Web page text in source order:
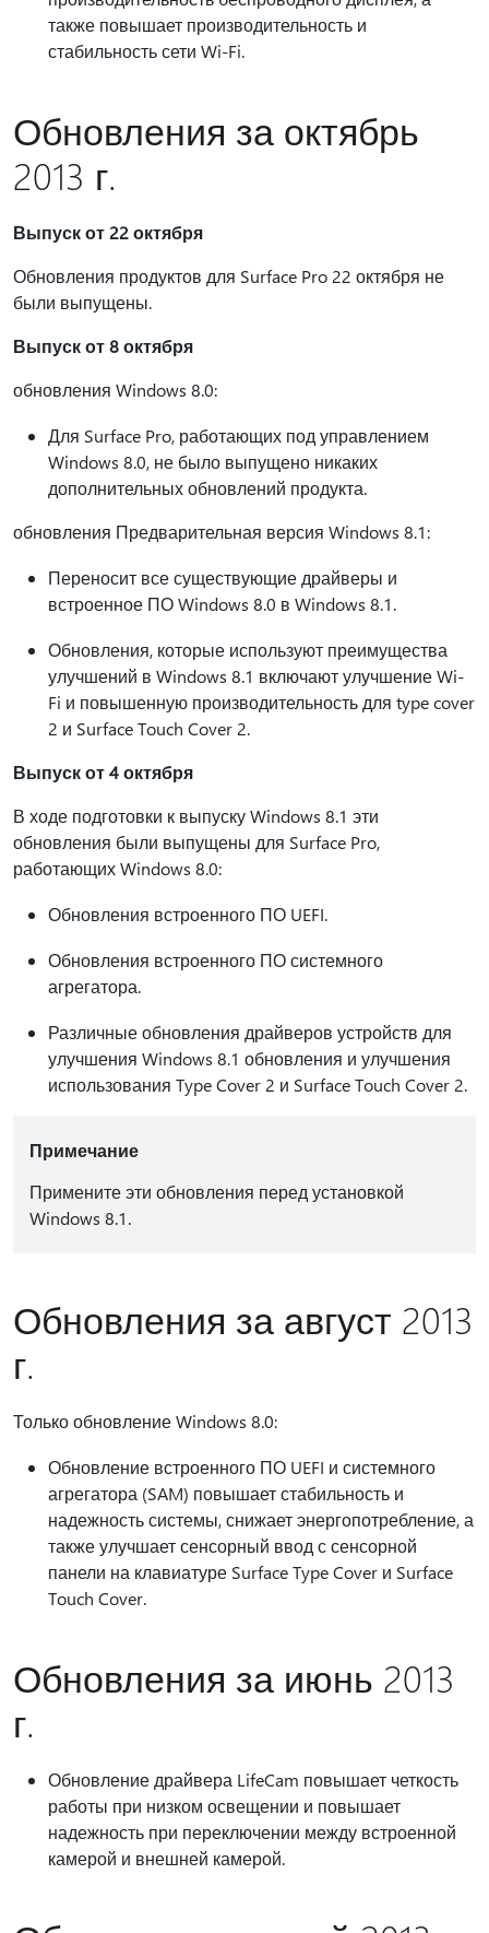
также повышает производительность и
стабильность сети Wi-Fi.
Обновления за октябрь
2013 г.
Выпуск от 22 октября
Обновления продуктов для Surface Pro 22 октября не
были выпущены.
Выпуск от 8 октября
обновления Windows 8.0:
Для Surface Pro, работающих под управлением
Windows 8.0, не было выпущено никаких
дополнительных обновлений продукта.
обновления Предварительная версия Windows 8.1:
Переносит все существующие драйверы и
встроенное ПО Windows 8.0 в Windows 8.1.
Обновления, которые используют преимущества
улучшений в Windows 8.1 включают улучшение Wi-
Fi и повышенную производительность для type cover
2 и Surface Touch Cover 2.
Выпуск от 4 октября
В ходе подготовки к выпуску Windows 8.1 эти
обновления были выпущены для Surface Pro,
работающих Windows 8.0:
Обновления встроенного ПО UEFI.
Обновления встроенного ПО системного
агрегатора.
Различные обновления драйверов устройств для
улучшения Windows 8.1 обновления и улучшения
использования Type Cover 2 и Surface Touch Cover 2.
Примечание
Примените эти обновления перед установкой
Windows 8.1.
Обновления за август 2013
г.
Только обновление Windows 8.0:
Обновление встроенного ПО UEFI и системного
агрегатора (SAM) повышает стабильность и
надежность системы, снижает энергопотребление, а
также улучшает сенсорный ввод с сенсорной
панели на клавиатуре Surface Type Cover и Surface
Touch Cover.
Обновления за июнь 2013
г.
Обновление драйвера LifeCam повышает четкость
работы при низком освещении и повышает
надежность при переключении между встроенной
камерой и внешней камерой.